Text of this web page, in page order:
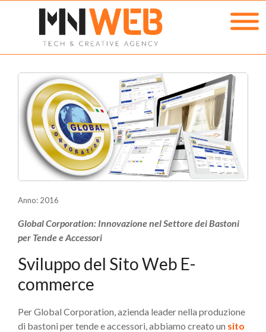
Anno: 2016
Global Corporation: Innovazione nel Settore dei Bastoni
per Tende e Accessori
Sviluppo del Sito Web E-
commerce
Per Global Corporation, azienda leader nella produzione
di bastoni per tende e accessori, abbiamo creato un sito